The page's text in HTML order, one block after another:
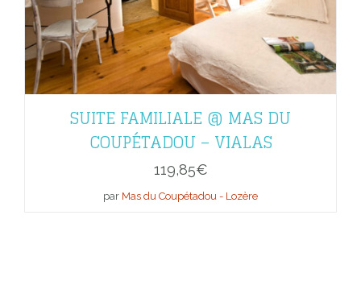
SUITE FAMILIALE @ MAS DU
COUPÉTADOU – VIALAS
119,85€
par Mas du Coupétadou - Lozère